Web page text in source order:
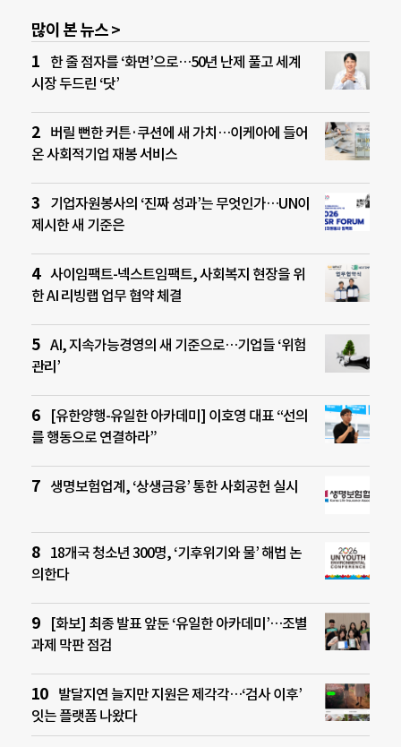
많이 본 뉴스 >
한 줄 점자를 ‘화면’으로…50년 난제 풀고 세계
시장 두드린 ‘닷’
버릴 뻔한 커튼·쿠션에 새 가치…이케아에 들어
온 사회적기업 재봉 서비스
기업자원봉사의 ‘진짜 성과’는 무엇인가…UN이
제시한 새 기준은
사이임팩트-넥스트임팩트, 사회복지 현장을 위
한 AI 리빙랩 업무 협약 체결
AI, 지속가능경영의 새 기준으로…기업들 ‘위험
관리’
[유한양행-유일한 아카데미] 이호영 대표 “선의
를 행동으로 연결하라”
생명보험업계, ‘상생금융’ 통한 사회공헌 실시
18개국 청소년 300명, ‘기후위기와 물’ 해법 논
의한다
[화보] 최종 발표 앞둔 ‘유일한 아카데미’…조별
과제 막판 점검
발달지연 늘지만 지원은 제각각…‘검사 이후’
잇는 플랫폼 나왔다